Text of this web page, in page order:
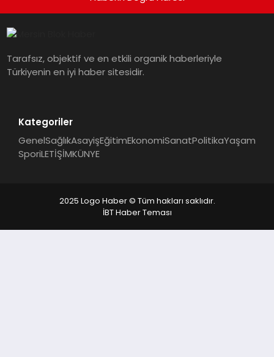
Tarafsız, objektif ve en etkili organik haberleriyle
Türkiyenin en iyi haber sitesidir.
Kategoriler
GenelSağlıkAsayişEğitimEkonomiSanatPolitikaYaşam
SporiLETİŞİMKÜNYE
2025 Logo Haber © Tüm hakları saklıdır.
İBT Haber Teması